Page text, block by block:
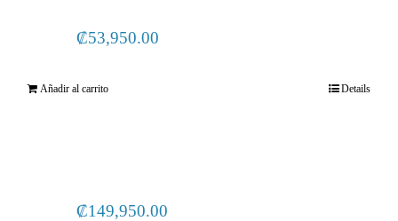
₡53,950.00
Añadir al carrito Details
₡149,950.00